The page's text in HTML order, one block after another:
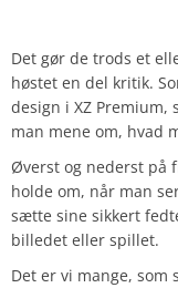
Det gør de trods et
høstet en del kritik.
design i XZ Premium,
man mene om, hvad
Øverst og nederst på
holde om, når man
sætte sine sikkert
billedet eller spillet.
Det er vi mange, som